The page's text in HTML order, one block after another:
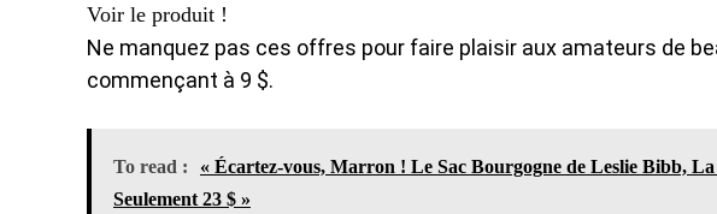
Voir le produit !
Ne manquez pas ces offres pour faire plaisir aux amateurs de
commençant à 9 $.
To read :
« Écartez-vous, Marron ! Le Sac Bourgogne de Leslie Bibb,
Seulement 23 $ »